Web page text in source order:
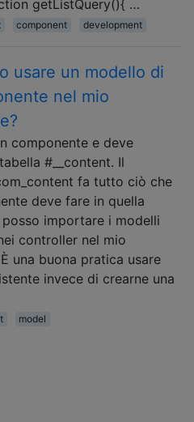
getListQuery(){ …
component development
usare un modello di
nel mio
componente e deve
#__content. Il
fa tutto ciò che
deve fare in quella
importare i modelli
controller nel mio
una buona pratica usare
invece di crearne una
model